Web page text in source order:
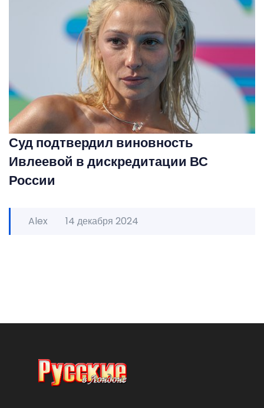
Суд подтвердил виновность
Ивлеевой в дискредитации ВС
России
Alex 14 декабря 2024